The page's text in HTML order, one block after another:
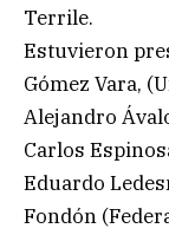
Terrile.
Estuvieron
Gómez Vara,
Alejandro
Carlos
Eduardo
Fondón